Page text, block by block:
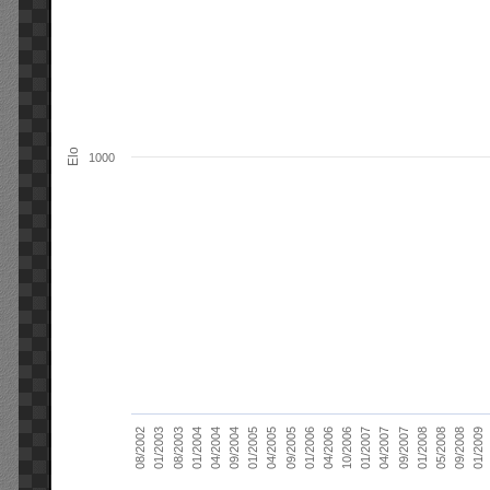
Elo
08/2002 01/2003 08/2003 01/2004 04/2004 09/2004 01/2005 04/2005 09/2005 01/2006 04/2006 10/2006 01/2007 04/2007 09/2007 01/2008 05/2008 09/2008 01/2009
1000